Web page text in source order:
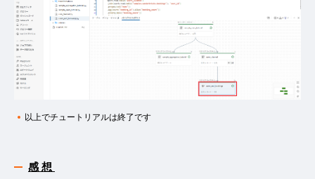
以上でチュートリアルは終了です
感想